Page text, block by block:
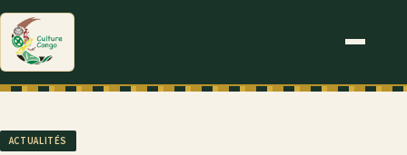
ACTUALITÉS